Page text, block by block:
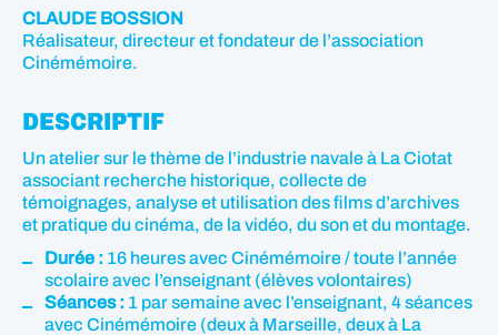
CLAUDE BOSSION
Réalisateur, directeur et fondateur de l’association
Cinémémoire.
DESCRIPTIF
Un atelier sur le thème de l’industrie navale à La Ciotat
associant recherche historique, collecte de
témoignages, analyse et utilisation des films d’archives
et pratique du cinéma, de la vidéo, du son et du montage.
Durée : 16 heures avec Cinémémoire / toute l’année
scolaire avec l’enseignant (élèves volontaires)
Séances : 1 par semaine avec l’enseignant, 4 séances
avec Cinémémoire (deux à Marseille, deux à La